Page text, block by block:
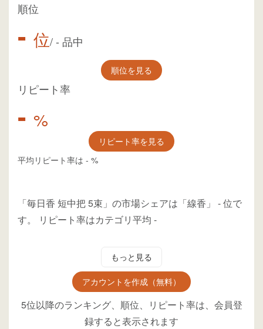
順位
- 位/- 品中
順位を見る
リピート率
- %
リピート率を見る
平均リピート率は - %
「毎日香 短中把 5束」の市場シェアは「線香」 -位で
す。
リピート率はカテゴリ平均 -
もっと見る
アカウントを作成（無料）
5位以降のランキング、順位、リピート率は、会員登
録すると表示されます